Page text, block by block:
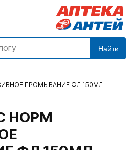
Найти
ПРОМЫВАНИЕ ФЛ 150МЛ
НОРМ